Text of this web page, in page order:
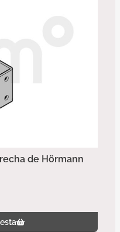
de Hörmann